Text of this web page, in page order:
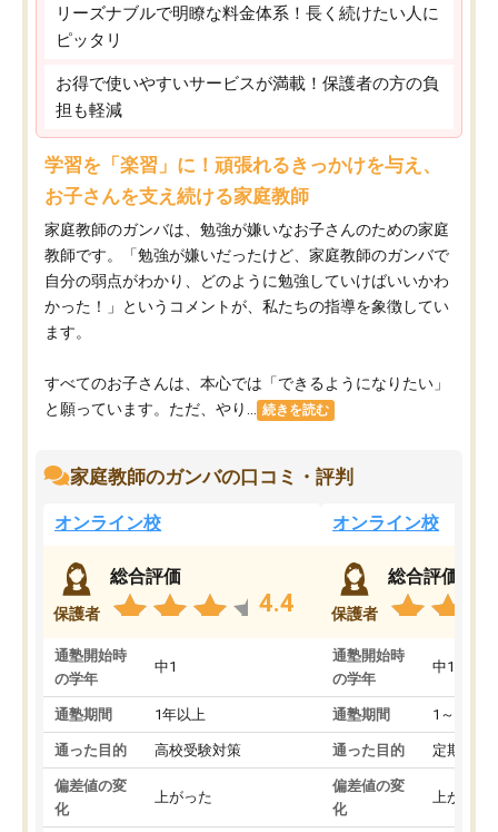
リーズナブルで明瞭な料金体系！長く続けたい人に
ピッタリ
お得で使いやすいサービスが満載！保護者の方の負
担も軽減
学習を「楽習」に！頑張れるきっかけを与え、
お子さんを支え続ける家庭教師
家庭教師のガンバは、勉強が嫌いなお子さんのための家庭
教師です。「勉強が嫌いだったけど、家庭教師のガンバで
自分の弱点がわかり、どのように勉強していけばいいかわ
かった！」というコメントが、私たちの指導を象徴してい
ます。
すべてのお子さんは、本心では「できるようになりたい」
と願っています。ただ、やり...
続きを読む
家庭教師のガンバの口コミ・評判
オンライン校
保護者
総合評価
4.4
通塾開始時
の学年
中1
通塾期間 1年以上
通った目的 高校受験対策
偏差値の変
化
上がった
オンライン校
保護者
総合評価
通塾開始時
の学年
中1
通塾期間 1～3ヵ月
通った目的 定期テス
偏差値の変
化
上がった